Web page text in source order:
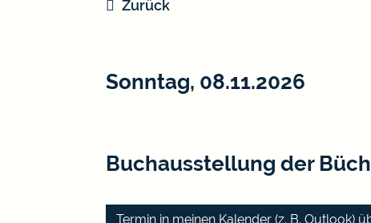
Zurück
Sonntag, 08.11.2026
Buchausstellung der
Termin in meinen Kalender (z. B. Outlook)